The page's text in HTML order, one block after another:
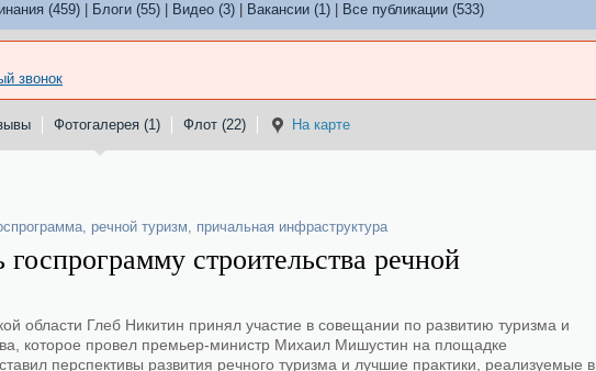
(459) Блоги (55) Видео (3) Вакансии (1) Все публикации (533)
звонок
Фотогалерея (1) Флот (22) На карте
, речной туризм, причальная инфраструктура
строительства речной
области Глеб Никитин принял участие в совещании по развитию туризма и
которое провел премьер-министр Михаил Мишустин на площадке
перспективы развития речного туризма и лучшие практики, реализуемые в